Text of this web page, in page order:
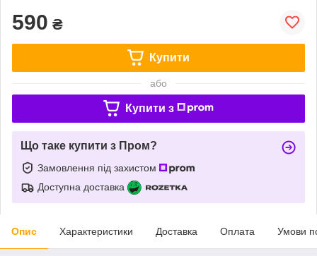
590 ₴
Купити
або
Купити з
Що таке купити з Пром?
Замовлення під захистом
Доступна доставка
Опис Характеристики Доставка Оплата Умови